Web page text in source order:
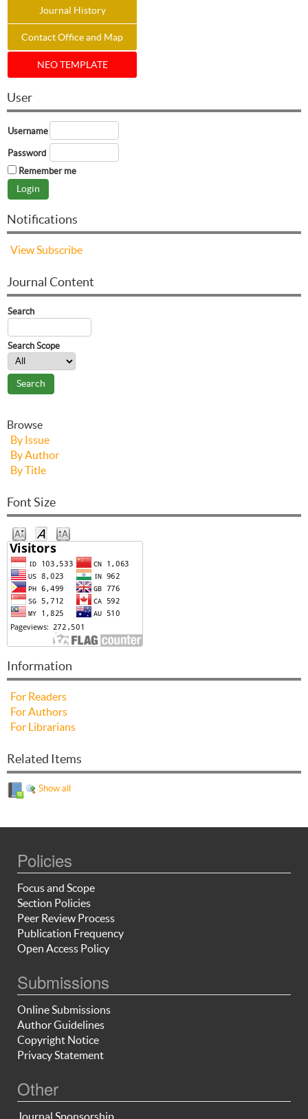
Journal History
Contact Office and Map
NEO TEMPLATE
User
Username
Password
Remember me
Notifications
ViewSubscribe
Journal Content
Search
Search Scope
Browse
By Issue
By Author
By Title
Font Size
Information
For Readers
For Authors
For Librarians
Related Items
Show all
Policies
Focus and Scope
Section Policies
Peer Review Process
Publication Frequency
Open Access Policy
Submissions
Online Submissions
Author Guidelines
Copyright Notice
Privacy Statement
Other
Journal Sponsorship